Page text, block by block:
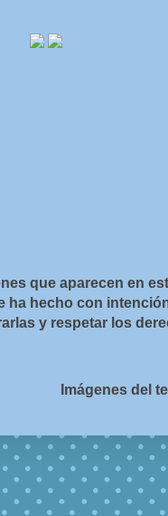
que aparecen en
ha hecho con
y respetar los
Imágenes del